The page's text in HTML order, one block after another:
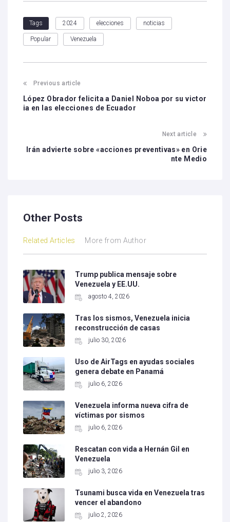
Tags 2024 elecciones noticias
Popular Venezuela
Previous article
López Obrador felicita a Daniel Noboa por su victor
ia en las elecciones de Ecuador
Next article
Irán advierte sobre «acciones preventivas» en Orie
nte Medio
Other Posts
Related Articles More from Author
Trump publica mensaje sobre
Venezuela y EE.UU.
agosto 4, 2026
Tras los sismos, Venezuela inicia
reconstrucción de casas
julio 30, 2026
Uso de AirTags en ayudas sociales
genera debate en Panamá
julio 6, 2026
Venezuela informa nueva cifra de
víctimas por sismos
julio 6, 2026
Rescatan con vida a Hernán Gil en
Venezuela
julio 3, 2026
Tsunami busca vida en Venezuela tras
vencer el abandono
julio 2, 2026